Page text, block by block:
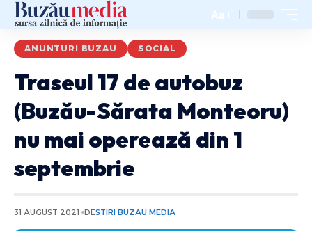
Aa
ANUNTURI BUZAU SOCIAL
Traseul 17 de autobuz
(Buzău-Sărata Monteoru)
nu mai operează din 1
septembrie
31 AUGUST 2021 DESTIRI BUZAU MEDIA